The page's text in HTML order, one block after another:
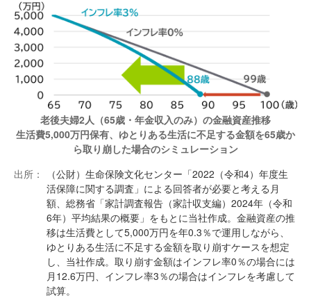
老後夫婦2人（65歳・年金収入のみ）の金融資産推移
生活費5,000万円保有、ゆとりある生活に不足する金額を65歳か
ら取り崩した場合のシミュレーション
出所：
（公財）生命保険文化センター「2022（令和4）年度生
活保障に関する調査」による回答者が必要と考える月
額、総務省「家計調査報告（家計収支編）2024年（令和
6年）平均結果の概要」をもとに当社作成。金融資産の推
移は生活費として5,000万円を年0.3％で運用しながら、
ゆとりある生活に不足する金額を取り崩すケースを想定
し、当社作成。取り崩す金額はインフレ率0％の場合には
月12.6万円、インフレ率3％の場合はインフレを考慮して
試算。